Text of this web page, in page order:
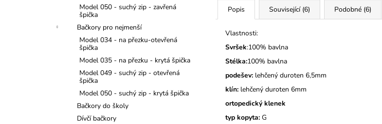
Model 050 - suchý zip - zavřená
špička
Bačkory pro nejmenší
Model 034 - na přezku-otevřená
špička
Model 035 - na přezku - krytá špička
Model 049 - suchý zip - otevřená
špička
Model 050 - suchý zip - krytá špička
Bačkory do školy
Dívčí bačkory
Popis Související (6) Podobné (6)
Vlastnosti:
Svršek:100% bavlna
Stélka:100% bavlna
podešev: lehčený duroten 6,5mm
klín: lehčený duroten 6mm
ortopedický klenek
typ kopyta: G